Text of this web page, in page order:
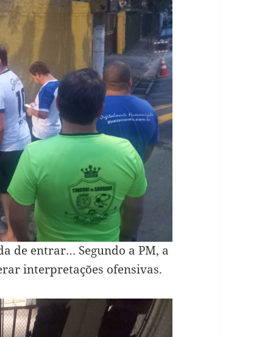
de entrar… Segundo a PM, a
interpretações ofensivas.